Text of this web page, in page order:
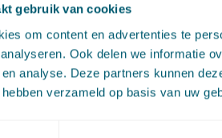
gebruik van cookies
om content en advertenties te
Ook delen we informatie
analyse. Deze partners kunnen
verzameld op basis van uw
Kroniek van het
bestuursrecht
Auteurs: J.P. Heinrich en I.